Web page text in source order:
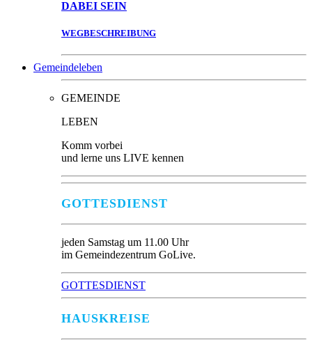
DABEI SEIN
WEGBESCHREIBUNG
Gemeindeleben
GEMEINDE
LEBEN
Komm vorbei
und lerne uns LIVE kennen
GOTTESDIENST
jeden Samstag um 11.00 Uhr
im Gemeindezentrum GoLive.
GOTTESDIENST
HAUSKREISE